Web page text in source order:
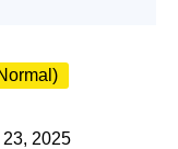
2025